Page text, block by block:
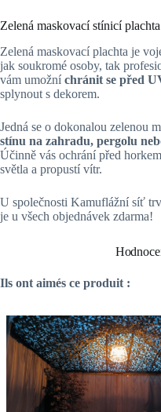
Zelená maskovací stínicí
Zelená maskovací plachta je
jak soukromé osoby, tak
vám umožníchránit se před
splynout s dekorem.
Jedná se o dokonalou zelenou
stínu na zahradu, pergolu
Účinně vás ochrání před
světla a propustí vítr.
U společnosti Kamuflážní síť
je u všech objednávek zdarma!
Ils ont aimés ce produit :